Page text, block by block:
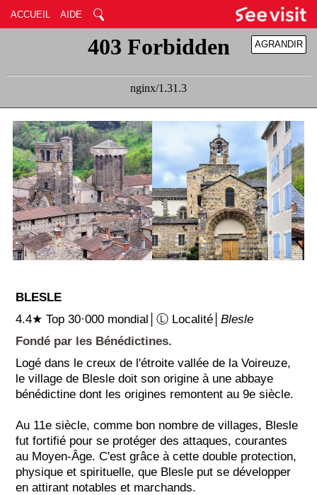
ACCUEIL AIDE
RÉDUIRE
AGRANDIR
BLESLE
4.4★ Top 30·000 mondial│Ⓛ Localité│Blesle
Fondé par les Bénédictines.
Logé dans le creux de l'étroite vallée de la Voireuze,
le village de Blesle doit son origine à une abbaye
bénédictine dont les origines remontent au 9e siècle.
Au 11e siècle, comme bon nombre de villages, Blesle
fut fortifié pour se protéger des attaques, courantes
au Moyen-Âge. C'est grâce à cette double protection,
physique et spirituelle, que Blesle put se développer
en attirant notables et marchands.